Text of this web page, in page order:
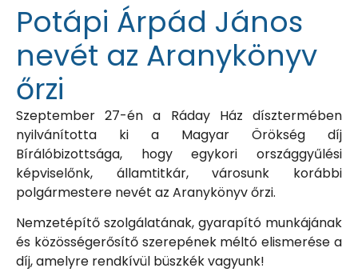
Potápi Árpád János
nevét az Aranykönyv
őrzi
Szeptember 27-én a Ráday Ház dísztermében
nyilvánította ki a Magyar Örökség díj
Bírálóbizottsága, hogy egykori országgyűlési
képviselőnk, államtitkár, városunk korábbi
polgármestere nevét az Aranykönyv őrzi.
Nemzetépítő szolgálatának, gyarapító munkájának
és közösségerősítő szerepének méltó elismerése a
díj, amelyre rendkívül büszkék vagyunk!